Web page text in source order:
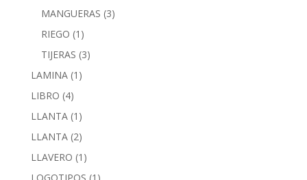
MANGUERAS (3)
RIEGO (1)
TIJERAS (3)
LAMINA (1)
LIBRO (4)
LLANTA (1)
LLANTA (2)
LLAVERO (1)